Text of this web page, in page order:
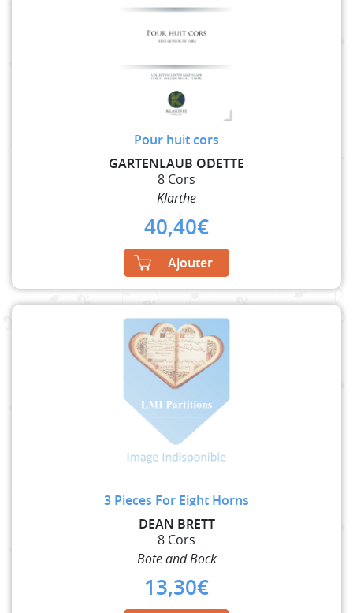
Pour huit cors
GARTENLAUB ODETTE
8 Cors
Klarthe
40,40€
Ajouter
3 Pieces For Eight Horns
DEAN BRETT
8 Cors
Bote and Bock
13,30€